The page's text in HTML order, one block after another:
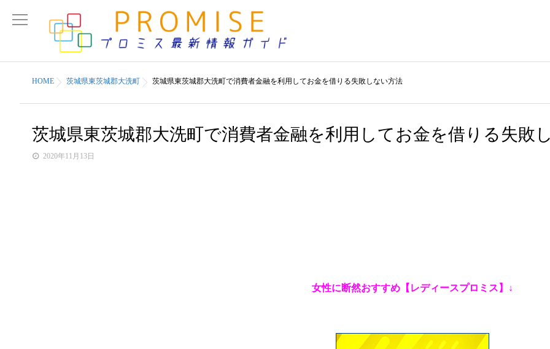
HOME 茨城県東茨城郡大洗町 茨城県東茨城郡大洗町で消費者金融を利用してお金を借りる失敗しない方法
茨城県東茨城郡大洗町で消費者金融を利用してお金を借りる失敗
2020年11月13日
女性に断然おすすめ【レディースプロミス】↓